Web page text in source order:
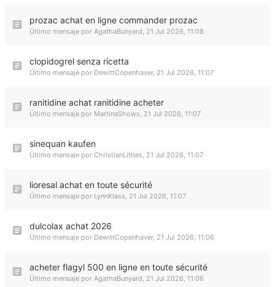
prozac achat en ligne commander prozac
Último mensaje por AgathaBunyard, 21 Jul 2026, 11:08
clopidogrel senza ricetta
Último mensaje por DewittCopenhaver, 21 Jul 2026, 11:07
ranitidine achat ranitidine acheter
Último mensaje por MartinaShows, 21 Jul 2026, 11:07
sinequan kaufen
Último mensaje por ChristianLittles, 21 Jul 2026, 11:07
lioresal achat en toute sécurité
Último mensaje por LynnKlass, 21 Jul 2026, 11:07
dulcolax achat 2026
Último mensaje por DewittCopenhaver, 21 Jul 2026, 11:06
acheter flagyl 500 en ligne en toute sécurité
Último mensaje por AgathaBunyard, 21 Jul 2026, 11:06